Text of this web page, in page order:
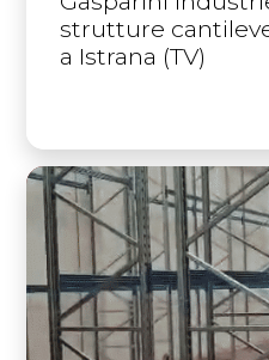
strutture
a Istrana (TV)